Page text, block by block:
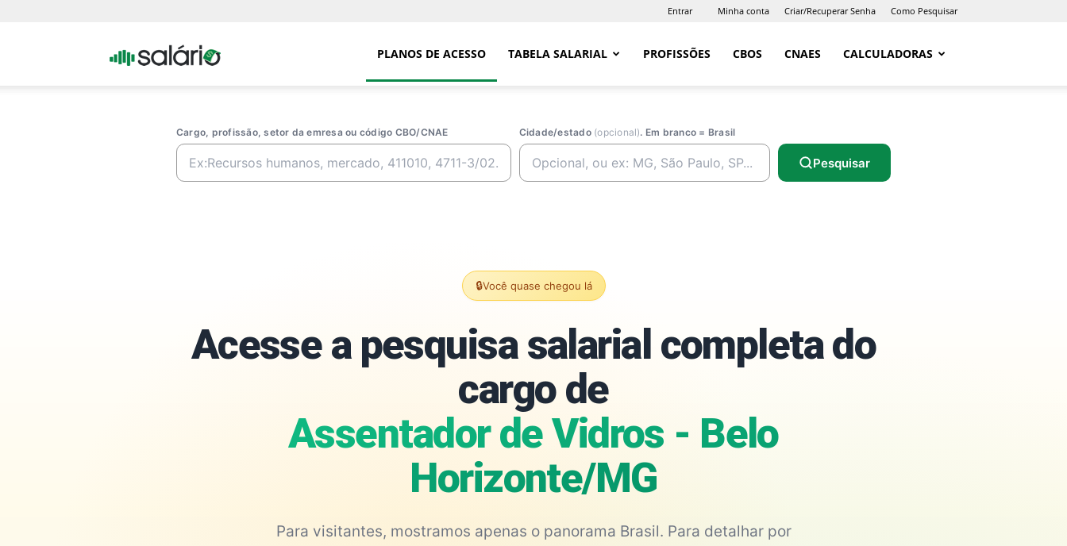
Entrar Minha conta Criar/Recuperar Senha Como Pesquisar
Portal PLANOS DE ACESSO TABELA SALARIAL PROFISSÕES CBOS CNAES CALCULADORAS
Cargo, profissão, setor da emresa ou código CBO/CNAE Cidade/estado (opcional). Em branco = Brasil
Pesquisar
🔒Você quase chegou lá
Acesse a pesquisa salarial completa do
cargo de
Assentador de Vidros - Belo
Horizonte/MG
Para visitantes, mostramos apenas o panorama Brasil. Para detalhar por